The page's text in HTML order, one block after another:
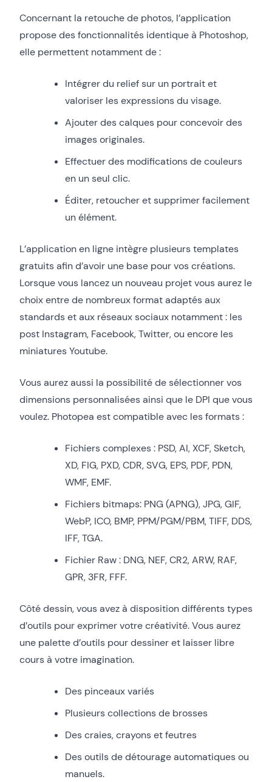
Concernant la retouche de photos, l’application
propose des fonctionnalités identique à Photoshop,
elle permettent notamment de :
Intégrer du relief sur un portrait et
valoriser les expressions du visage.
Ajouter des calques pour concevoir des
images originales.
Effectuer des modifications de couleurs
en un seul clic.
Éditer, retoucher et supprimer facilement
un élément.
L’application en ligne intègre plusieurs templates
gratuits afin d’avoir une base pour vos créations.
Lorsque vous lancez un nouveau projet vous aurez le
choix entre de nombreux format adaptés aux
standards et aux réseaux sociaux notamment : les
post Instagram, Facebook, Twitter, ou encore les
miniatures Youtube.
Vous aurez aussi la possibilité de sélectionner vos
dimensions personnalisées ainsi que le DPI que vous
voulez. Photopea est compatible avec les formats :
Fichiers complexes : PSD, AI, XCF, Sketch,
XD, FIG, PXD, CDR, SVG, EPS, PDF, PDN,
WMF, EMF.
Fichiers bitmaps: PNG (APNG), JPG, GIF,
WebP, ICO, BMP, PPM/PGM/PBM, TIFF, DDS,
IFF, TGA.
Fichier Raw : DNG, NEF, CR2, ARW, RAF,
GPR, 3FR, FFF.
Côté dessin, vous avez à disposition différents types
d’outils pour exprimer votre créativité. Vous aurez
une palette d’outils pour dessiner et laisser libre
cours à votre imagination.
Des pinceaux variés
Plusieurs collections de brosses
Des craies, crayons et feutres
Des outils de détourage automatiques ou
manuels.